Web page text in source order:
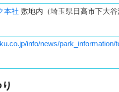
本社 敷地内（埼玉県日高市下大谷
info/news/park_information/